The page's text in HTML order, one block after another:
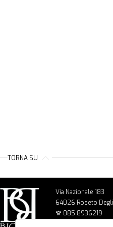
TORNA SU
Via Nazionale 183
64026 Roseto
085 8936219